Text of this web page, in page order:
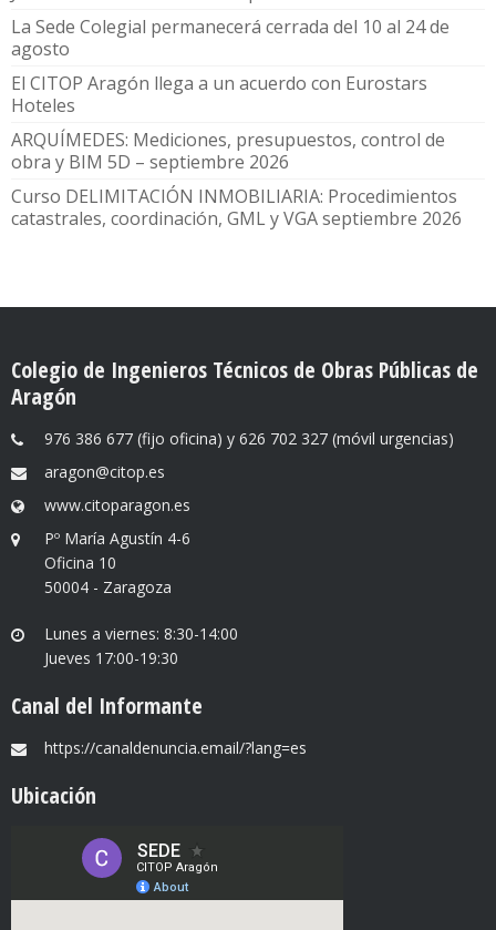
La Sede Colegial permanecerá cerrada del 10 al 24 de
agosto
El CITOP Aragón llega a un acuerdo con Eurostars
Hoteles
ARQUÍMEDES: Mediciones, presupuestos, control de
obra y BIM 5D – septiembre 2026
Curso DELIMITACIÓN INMOBILIARIA: Procedimientos
catastrales, coordinación, GML y VGA septiembre 2026
Colegio de Ingenieros Técnicos de Obras Públicas de
Aragón
976 386 677 (fijo oficina) y 626 702 327 (móvil urgencias)
aragon@citop.es
www.citoparagon.es
Pº María Agustín 4-6
Oficina 10
50004 - Zaragoza
Lunes a viernes: 8:30-14:00
Jueves 17:00-19:30
Canal del Informante
https://canaldenuncia.email/?lang=es
Ubicación